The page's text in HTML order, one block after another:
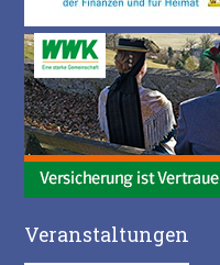
Veranstaltungen